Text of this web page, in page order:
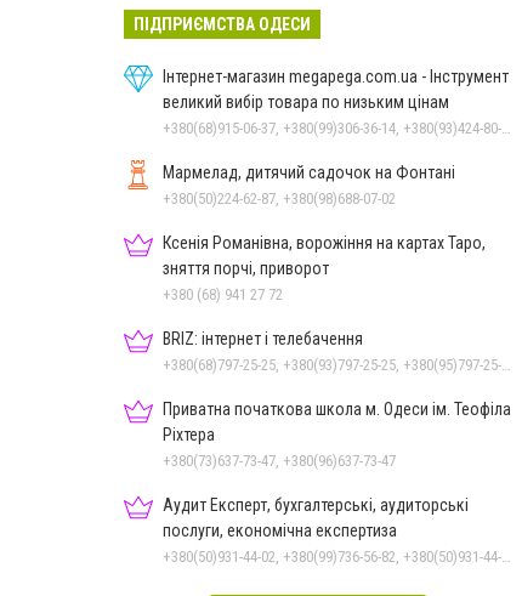
ПІДПРИЄМСТВА ОДЕСИ
Інтернет-магазин megapega.com.ua - Інструмент
великий вибір товара по низьким цінам
Мармелад, дитячий садочок на Фонтані
+380(50)224-62-87, +380(98)688-07-02
Ксенія Романівна, ворожіння на картах Таро,
зняття порчі, приворот
+380 (68) 941 27 72
BRIZ: інтернет і телебачення
Приватна початкова школа м. Одеси ім. Теофіла
Ріхтера
+380(73)637-73-47, +380(96)637-73-47
Аудит Експерт, бухгалтерські, аудиторські
послуги, економічна експертиза